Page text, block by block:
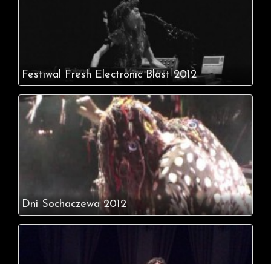
Festiwal Fresh Electronic Blast 2012
Dni Sochaczewa 2012